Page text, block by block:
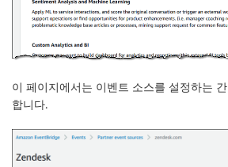
이 페이지에서는 이벤트 소스를 설정하는
합니다.